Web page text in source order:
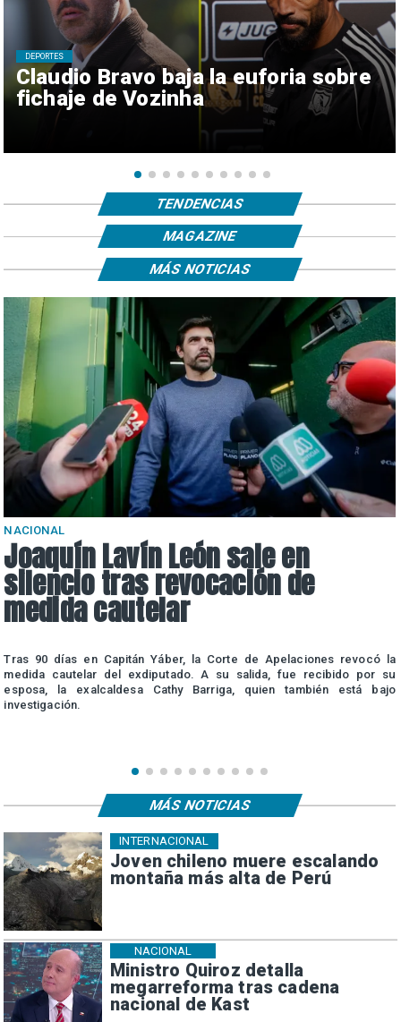
Claudio Bravo baja la euforia sobre
fichaje de Vozinha
DEPORTES
TENDENCIAS
MAGAZINE
NACIONAL
Joaquín Lavín León sale en
silencio tras revocación de
medida cautelar
Tras 90 días en Capitán Yáber, la Corte de Apelaciones revocó la
medida cautelar del exdiputado. A su salida, fue recibido por su
esposa, la exalcaldesa Cathy Barriga, quien también está bajo
investigación.
MÁS NOTICIAS
Joven chileno muere escalando
montaña más alta de Perú
INTERNACIONAL
Ministro Quiroz detalla
megarreforma tras cadena
nacional de Kast
NACIONAL
MÁS NOTICIAS